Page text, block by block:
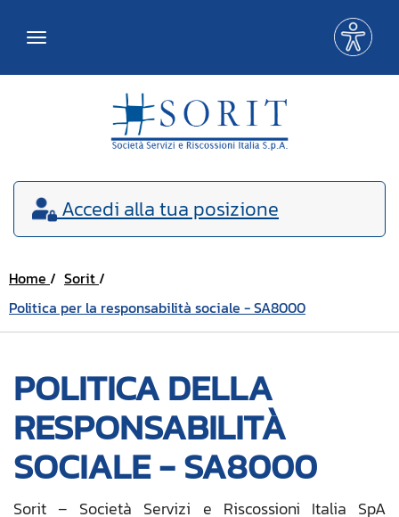
Toggle
Accedi alla tua posizione
Home
Sorit
Politica per la responsabilità sociale - SA8000
POLITICA DELLA
RESPONSABILITÀ
SOCIALE - SA8000
Sorit – Società Servizi e Riscossioni Italia SpA